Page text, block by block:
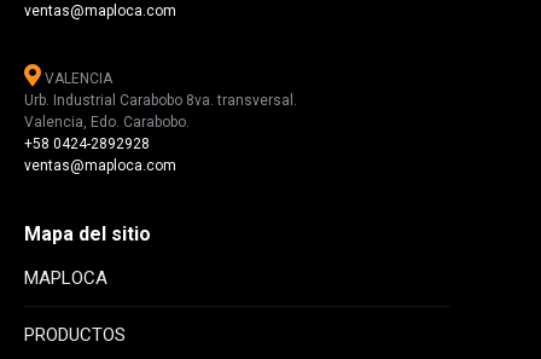
ventas@maploca.com
VALENCIA
Urb. Industrial Carabobo 8va. transversal.
Valencia, Edo. Carabobo.
+58 0424-2892928
ventas@maploca.com
Mapa del sitio
MAPLOCA
PRODUCTOS